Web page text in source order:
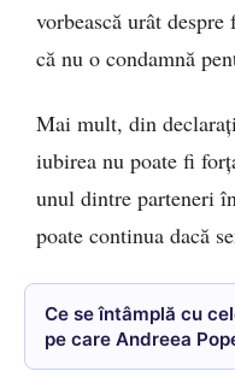
vorbească urât
că nu o condamnă
Mai mult, din
iubirea nu poate fi
unul dintre parteneri
poate continua dacă
Ce se întâmplă cu
pe care Andreea
Unde vor sta